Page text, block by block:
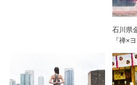
石川県
『禅×